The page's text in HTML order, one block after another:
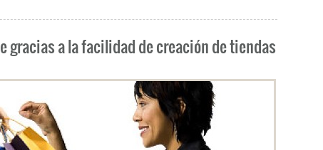
gracias a la facilidad de creación de tiendas